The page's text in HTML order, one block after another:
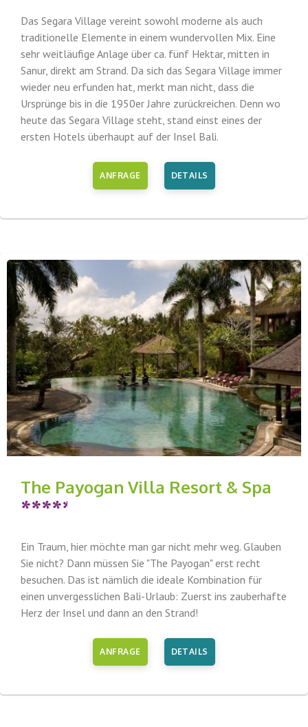
Das Segara Village vereint sowohl moderne als auch
traditionelle Elemente in einem wundervollen Mix. Eine
sehr weitläufige Anlage über ca. fünf Hektar, mitten in
Sanur, direkt am Strand. Da sich das Segara Village immer
wieder neu erfunden hat, merkt man nicht, dass die
Ursprünge bis in die 1950er Jahre zurückreichen. Denn wo
heute das Segara Village steht, stand einst eines der
ersten Hotels überhaupt auf der Insel Bali.
ANFRAGE DETAILS
The Payogan Villa Resort & Spa
Ein Traum, hier möchte man gar nicht mehr weg. Glauben
Sie nicht? Dann müssen Sie "The Payogan" erst recht
besuchen. Das ist nämlich die ideale Kombination für
einen unvergesslichen Bali-Urlaub: Zuerst ins zauberhafte
Herz der Insel und dann an den Strand!
ANFRAGE DETAILS